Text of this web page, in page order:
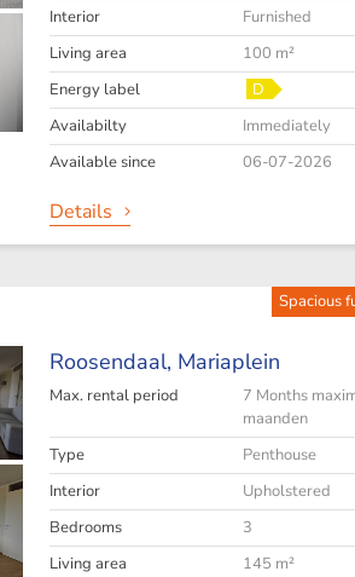
Interior
Furnished
Living area
100 m²
Energy label
D
Availabilty
Immediately
Available since
06-07-2026
Details
Spacious
Roosendaal, Mariaplein
Max. rental period
7 Months
maanden
Type
Penthouse
Interior
Upholstered
Bedrooms
3
Living area
145 m²